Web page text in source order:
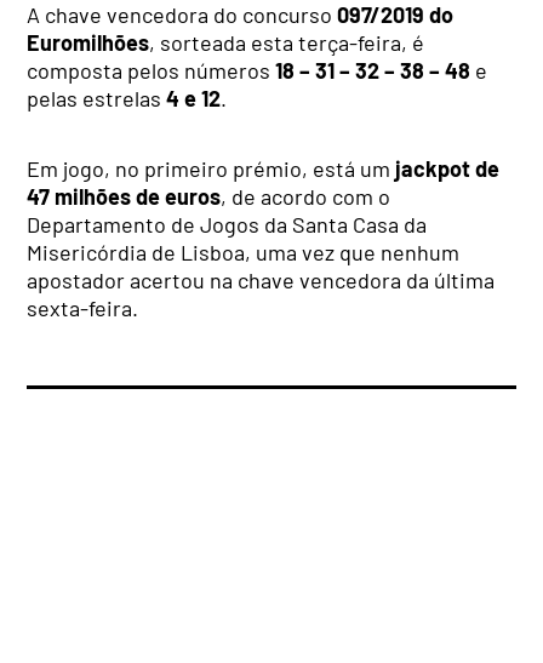
A chave vencedora do concurso097/2019 do
Euromilhões, sorteada esta terça-feira, é
composta pelos números18 – 31 – 32 – 38 – 48 e
pelas estrelas4 e 12.
Em jogo, no primeiro prémio, está um jackpot de
47 milhões de euros, de acordo com o
Departamento de Jogos da Santa Casa da
Misericórdia de Lisboa, uma vez que nenhum
apostador acertou na chave vencedora da última
sexta-feira.